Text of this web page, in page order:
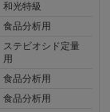
和光特級
食品分析用
ステビオシド定量
用
食品分析用
食品分析用